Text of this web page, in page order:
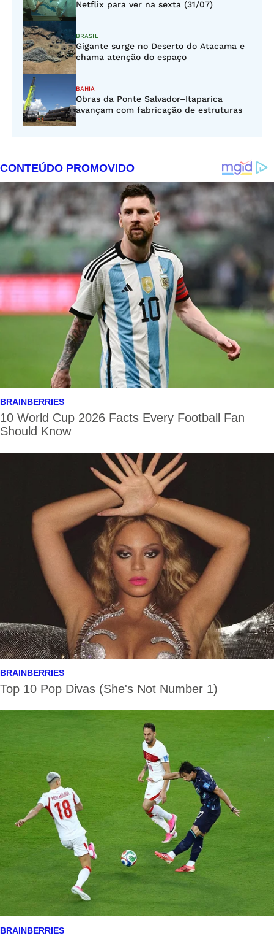
Netflix para ver na sexta (31/07)
BRASIL
Gigante surge no Deserto do Atacama e
chama atenção do espaço
BAHIA
Obras da Ponte Salvador–Itaparica
avançam com fabricação de estruturas